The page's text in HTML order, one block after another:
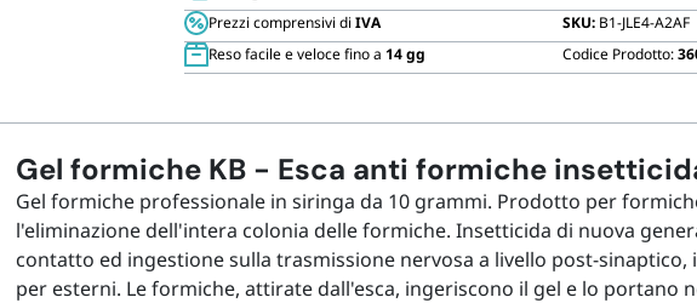
Gel
da
Prezzi comprensivi di IVA
Reso facile e veloce fino a 14 gg
SKU: B1-JLE4-A2AF
Codice Prodotto:
Gel formiche KB - Esca anti formiche
Gel formiche professionale in siringa da 10 grammi. Prodotto per
l'eliminazione dell'intera colonia delle formiche. Insetticida di nuova
contatto ed ingestione sulla trasmissione nervosa a livello post-sinaptico,
per esterni. Le formiche, attirate dall'esca, ingeriscono il gel e lo portano